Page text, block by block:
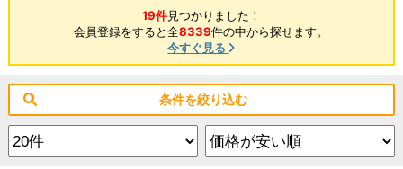
19件見つかりました！
会員登録をすると全8339件の中から探せます。
今すぐ見る
条件を絞り込む